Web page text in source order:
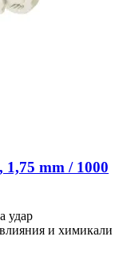
1,75 mm / 1000
удар
и химикали